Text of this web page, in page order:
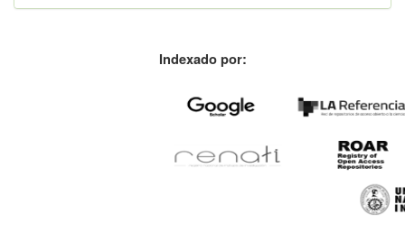
Indexado por: